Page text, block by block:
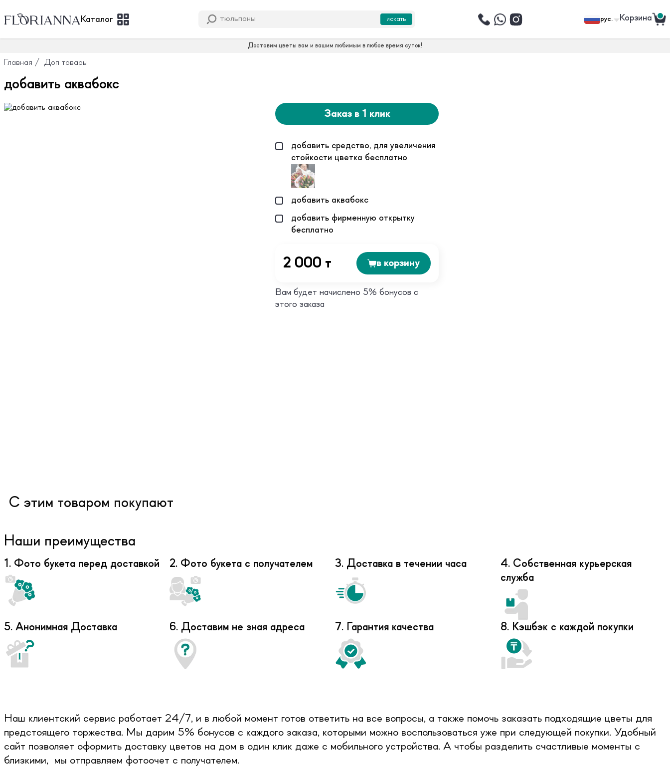
Каталог искать рус. Корзина
Доставим цветы вам и вашим любимым в любое время суток!
Главная / Доп товары
добавить аквабокс
Заказ в 1 клик
добавить средство, для увеличения
стойкости цветка бесплатно
добавить аквабокс
добавить фирменную открытку
бесплатно
2 000 т в корзину
Вам будет начислено 5% бонусов с
этого заказа
С этим товаром покупают
Наши преимущества
1. Фото букета перед доставкой 2. Фото букета с получателем 3. Доставка в течении часа
4. Собственная курьерская
служба
5. Анонимная Доставка 6. Доставим не зная адреса 7. Гарантия качества 8. Кэшбэк с каждой покупки
Наш клиентский сервис работает 24/7, и в любой момент готов ответить на все вопросы, а также помочь заказать подходящие цветы для
предстоящего торжества. Мы дарим 5% бонусов с каждого заказа, которыми можно воспользоваться уже при следующей покупки. Удобный
сайт позволяет оформить доставку цветов на дом в один клик даже с мобильного устройства. А чтобы разделить счастливые моменты с
близкими, мы отправляем фотоочет с получателем.